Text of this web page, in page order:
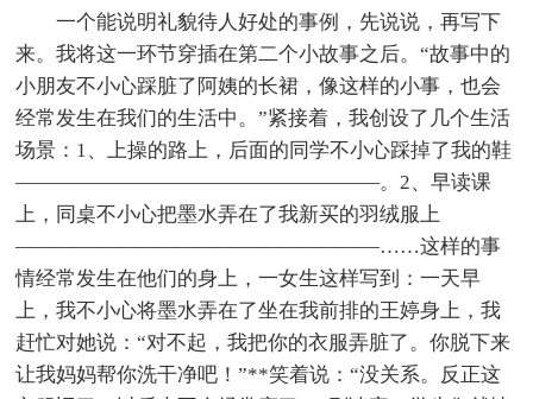
一个能说明礼貌待人好处的事例，先说说，再写下
来。我将这一环节穿插在第二个小故事之后。“故事中的
小朋友不小心踩脏了阿姨的长裙，像这样的小事，也会
经常发生在我们的生活中。”紧接着，我创设了几个生活
场景：1、上操的路上，后面的同学不小心踩掉了我的鞋
——————————————————。2、早读课
上，同桌不小心把墨水弄在了我新买的羽绒服上
——————————————————……这样的事
情经常发生在他们的身上，一女生这样写到：一天早
上，我不小心将墨水弄在了坐在我前排的王婷身上，我
赶忙对她说：“对不起，我把你的衣服弄脏了。你脱下来
让我妈妈帮你洗干净吧！”**笑着说：“没关系。反正这